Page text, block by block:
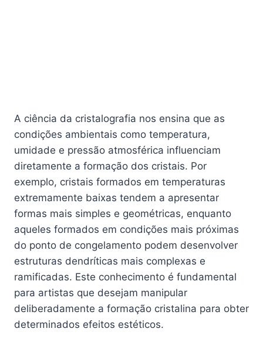
A ciência da cristalografia nos ensina que as
condições ambientais como temperatura,
umidade e pressão atmosférica influenciam
diretamente a formação dos cristais. Por
exemplo, cristais formados em temperaturas
extremamente baixas tendem a apresentar
formas mais simples e geométricas, enquanto
aqueles formados em condições mais próximas
do ponto de congelamento podem desenvolver
estruturas dendríticas mais complexas e
ramificadas. Este conhecimento é fundamental
para artistas que desejam manipular
deliberadamente a formação cristalina para obter
determinados efeitos estéticos.